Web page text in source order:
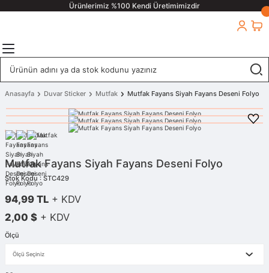
Ürünlerimiz %100 Kendi Üretimimizdir
Anasayfa Duvar Sticker Mutfak Mutfak Fayans Siyah Fayans Deseni Folyo
Mutfak Fayans Siyah Fayans Deseni Folyo
Stok Kodu : STC429
94,99 TL + KDV
2,00 $ + KDV
Ölçü